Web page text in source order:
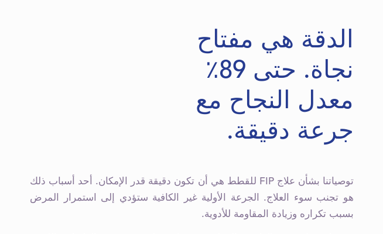
الدقة هي مفتاح
نجاة. حتى 89٪
معدل النجاح مع
جرعة دقيقة.
توصياتنا بشأن علاج FIP للقطط هي أن تكون دقيقة قدر الإمكان. أحد أسباب ذلك
هو تجنب سوء العلاج. الجرعة الأولية غير الكافية ستؤدي إلى استمرار المرض
بسبب تكراره وزيادة المقاومة للأدوية.